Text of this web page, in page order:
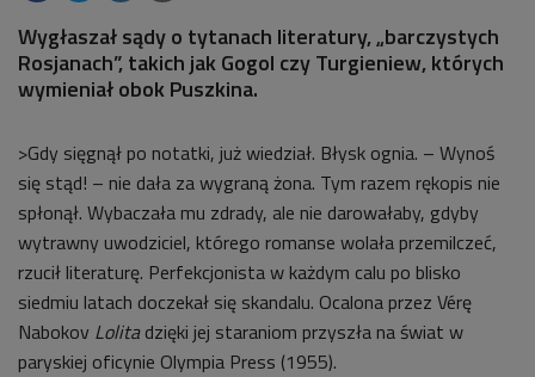
Wygłaszał sądy o tytanach literatury, „barczystych
Rosjanach”, takich jak Gogol czy Turgieniew, których
wymieniał obok Puszkina.
>Gdy sięgnął po notatki, już wiedział. Błysk ognia. – Wynoś
się stąd! – nie dała za wygraną żona. Tym razem rękopis nie
spłonął. Wybaczała mu zdrady, ale nie darowałaby, gdyby
wytrawny uwodziciel, którego romanse wolała przemilczeć,
rzucił literaturę. Perfekcjonista w każdym calu po blisko
siedmiu latach doczekał się skandalu. Ocalona przez Vérę
Nabokov Lolitadzięki jej staraniom przyszła na świat w
paryskiej oficynie Olympia Press (1955).